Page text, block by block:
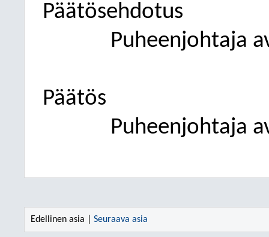
Päätösehdotus
Puheenjohtaja
Päätös
Puheenjohtaja
Edellinen asia | Seuraava asia